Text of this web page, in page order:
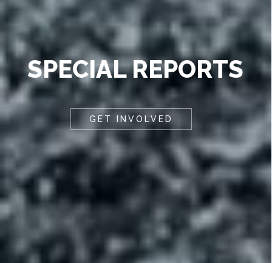
SPECIAL REPORTS
GET INVOLVED